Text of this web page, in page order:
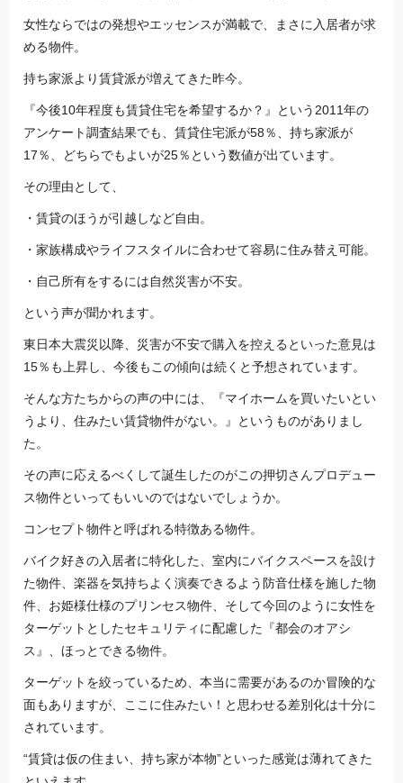
女性ならではの発想やエッセンスが満載で、まさに入居者が求
める物件。
持ち家派より賃貸派が増えてきた昨今。
『今後10年程度も賃貸住宅を希望するか？』という2011年の
アンケート調査結果でも、賃貸住宅派が58％、持ち家派が
17％、どちらでもよいが25％という数値が出ています。
その理由として、
・賃貸のほうが引越しなど自由。
・家族構成やライフスタイルに合わせて容易に住み替え可能。
・自己所有をするには自然災害が不安。
という声が聞かれます。
東日本大震災以降、災害が不安で購入を控えるといった意見は
15％も上昇し、今後もこの傾向は続くと予想されています。
そんな方たちからの声の中には、『マイホームを買いたいとい
うより、住みたい賃貸物件がない。』というものがありまし
た。
その声に応えるべくして誕生したのがこの押切さんプロデュー
ス物件といってもいいのではないでしょうか。
コンセプト物件と呼ばれる特徴ある物件。
バイク好きの入居者に特化した、室内にバイクスペースを設け
た物件、楽器を気持ちよく演奏できるよう防音仕様を施した物
件、お姫様仕様のプリンセス物件、そして今回のように女性を
ターゲットとしたセキュリティに配慮した『都会のオアシ
ス』、ほっとできる物件。
ターゲットを絞っているため、本当に需要があるのか冒険的な
面もありますが、ここに住みたい！と思わせる差別化は十分に
されています。
“賃貸は仮の住まい、持ち家が本物”といった感覚は薄れてきた